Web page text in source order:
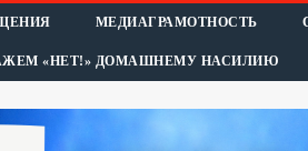
МЕДИАГРАМОТНОСТЬ
«НЕТ!» ДОМАШНЕМУ НАСИЛИЮ